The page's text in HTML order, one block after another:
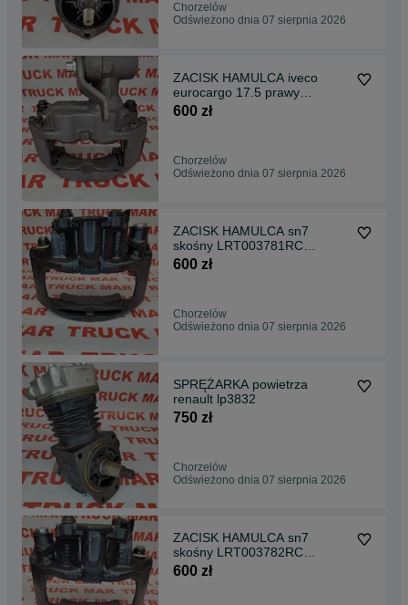
Chorzelów
Odświeżono dnia 07 sierpnia 2026
ZACISK HAMULCA iveco
eurocargo 17.5 prawy
LRT613G
600 zł
Chorzelów
Odświeżono dnia 07 sierpnia 2026
ZACISK HAMULCA sn7
skośny LRT003781RC
SN7077 PRAWY mercedes
600 zł
Chorzelów
Odświeżono dnia 07 sierpnia 2026
SPRĘŻARKA powietrza
renault lp3832
750 zł
Chorzelów
Odświeżono dnia 07 sierpnia 2026
ZACISK HAMULCA sn7
skośny LRT003782RC
SN7067 lewy mercedes
600 zł